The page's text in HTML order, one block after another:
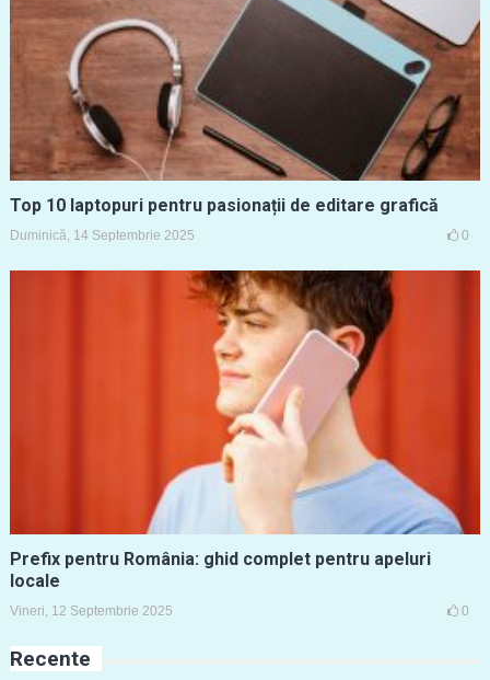
Top 10 laptopuri pentru pasionații de editare grafică
Duminică, 14 Septembrie 2025 0
Prefix pentru România: ghid complet pentru apeluri
locale
Vineri, 12 Septembrie 2025 0
Recente